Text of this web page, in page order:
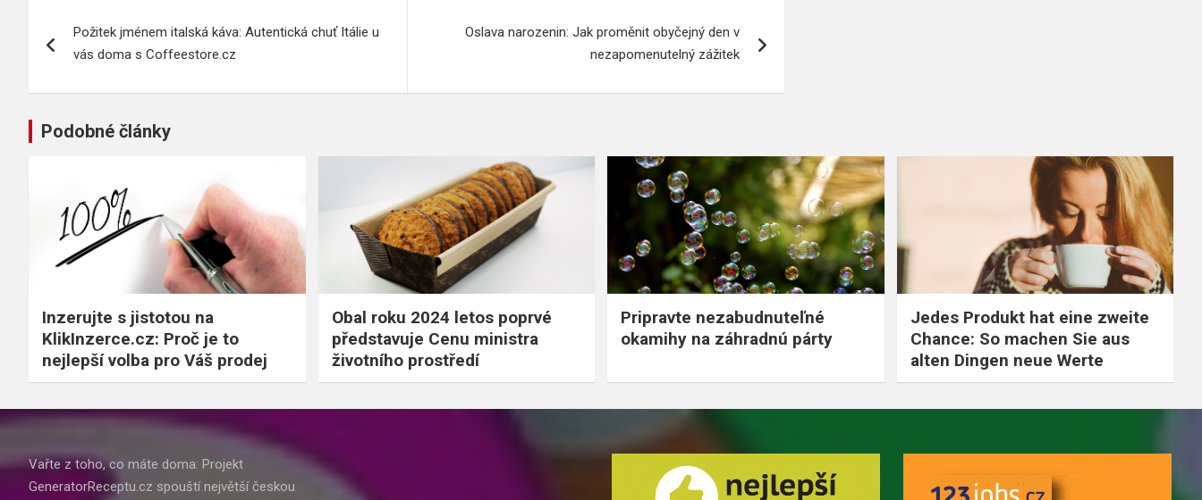
pro
příspěvek
Požitek jménem italská káva: Autentická chuť Itálie u
vás doma s Coffeestore.cz
Oslava narozenin: Jak proměnit obyčejný den v
nezapomenutelný zážitek
Podobné články
Inzerujte s jistotou na
KlikInzerce.cz: Proč je to
nejlepší volba pro Váš prodej
Obal roku 2024 letos poprvé
představuje Cenu ministra
životního prostředí
Pripravte nezabudnuteľné
okamihy na záhradnú párty
Jedes Produkt hat eine zweite
Chance: So machen Sie aus
alten Dingen neue Werte
Vařte z toho, co máte doma: Projekt
GeneratorReceptu.cz spouští největší českou